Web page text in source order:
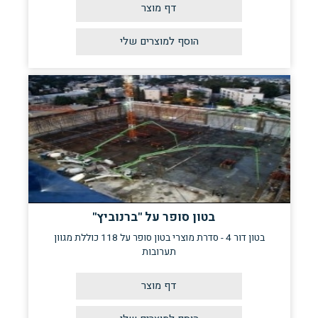
דף מוצר
בטון סופר על "ברנוביץ"
בטון דור 4 - סדרת מוצרי בטון סופר על 118 כוללת מגוון
תערובות
דף מוצר